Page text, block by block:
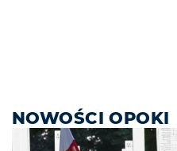
NOWOŚCI OPOKI